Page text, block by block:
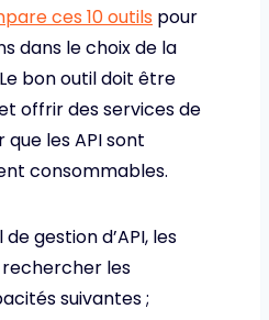
ces 10 outils pour
dans le choix de la
bon outil doit être
offrir des services de
les API sont
consommables.
gestion d’API, les
les
suivantes ;